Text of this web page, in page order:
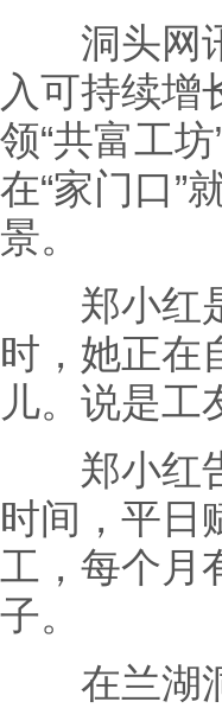
洞头网讯(
入可持续增
领“共富工
在“家门口”
景。
郑小红是
时，她正在
儿。说是工
郑小红告
时间，平日
工，每个月
子。
在兰湖洞